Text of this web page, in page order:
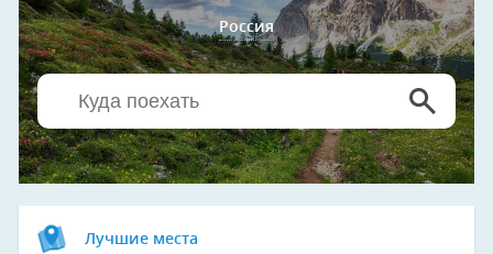
Россия
Лучшие места